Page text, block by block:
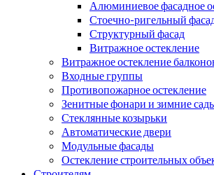
Алюминиевое фасадное
Стоечно-ригельный
Структурный фасад
Витражное остекление
Витражное остекление
Входные группы
Противопожарное остекление
Зенитные фонари и зимние
Стеклянные козырьки
Автоматические двери
Модульные фасады
Остекление строительных